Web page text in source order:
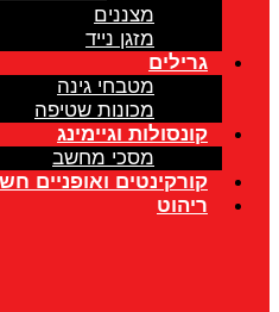
מצננים
מזגן נייד
גרילים
מטבחי גינה
מכונות שטיפה
קונסולות וגיימינג
מסכי מחשב
קורקינטים ואופניים
ריהוט